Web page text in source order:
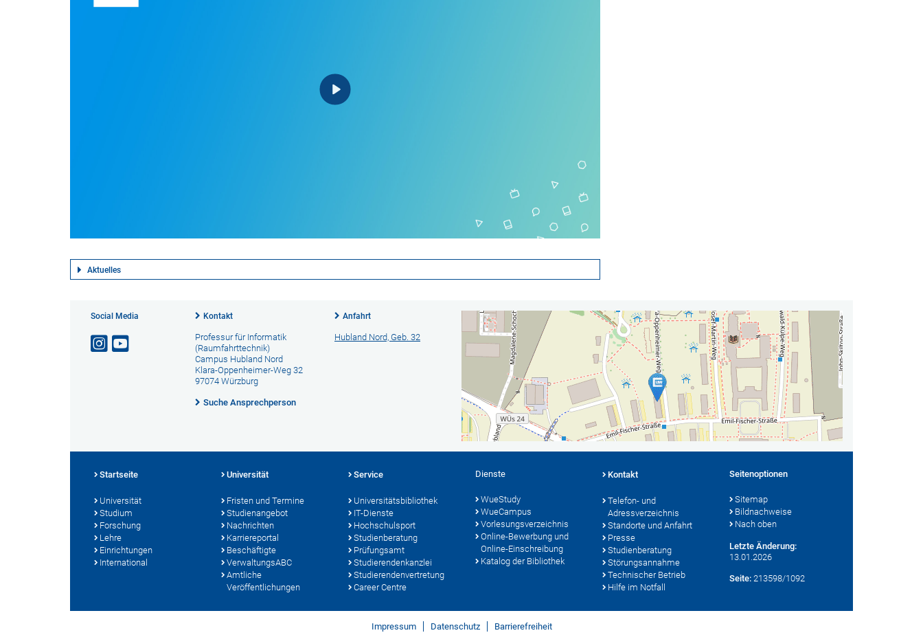
Aktuelles
Social Media Kontakt
Professur für Informatik
(Raumfahrttechnik)
Campus Hubland Nord
Klara-Oppenheimer-Weg 32
97074 Würzburg
Suche Ansprechperson
Anfahrt
Hubland Nord, Geb. 32
Startseite
Universität
Studium
Forschung
Lehre
Einrichtungen
International
Universität
Fristen und Termine
Studienangebot
Nachrichten
Karriereportal
Beschäftigte
VerwaltungsABC
Amtliche
Veröffentlichungen
Service
Universitätsbibliothek
IT-Dienste
Hochschulsport
Studienberatung
Prüfungsamt
Studierendenkanzlei
Studierendenvertretung
Career Centre
Dienste
WueStudy
WueCampus
Vorlesungsverzeichnis
Online-Bewerbung und
Online-Einschreibung
Katalog der Bibliothek
Kontakt
Telefon- und
Adressverzeichnis
Standorte und Anfahrt
Presse
Studienberatung
Störungsannahme
Technischer Betrieb
Hilfe im Notfall
Seitenoptionen
Sitemap
Bildnachweise
Nach oben
Letzte Änderung:
13.01.2026
Seite: 213598/1092
Impressum Datenschutz Barrierefreiheit